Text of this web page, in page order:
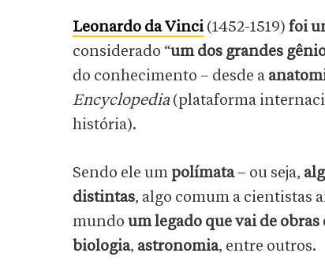
Leonardo da Vinci (1452-1519) foi
considerado “um dos grandes
do conhecimento – desde a
Encyclopedia (plataforma
história).
Sendo ele um polímata– ou seja,
distintas, algo comum a cientistas
mundo um legado que vai de
biologia, astronomia, entre outros.